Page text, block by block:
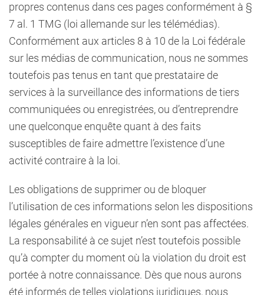
propres contenus dans ces pages conformément à §
7 al. 1 TMG (loi allemande sur les télémédias).
Conformément aux articles 8 à 10 de la Loi fédérale
sur les médias de communication, nous ne sommes
toutefois pas tenus en tant que prestataire de
services à la surveillance des informations de tiers
communiquées ou enregistrées, ou d’entreprendre
une quelconque enquête quant à des faits
susceptibles de faire admettre l’existence d’une
activité contraire à la loi.
Les obligations de supprimer ou de bloquer
l’utilisation de ces informations selon les dispositions
légales générales en vigueur n’en sont pas affectées.
La responsabilité à ce sujet n’est toutefois possible
qu’à compter du moment où la violation du droit est
portée à notre connaissance. Dès que nous aurons
été informés de telles violations juridiques, nous